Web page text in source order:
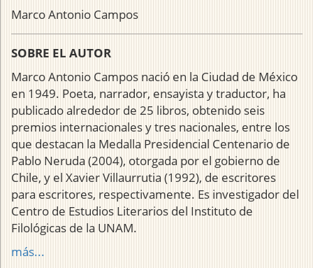
Marco Antonio Campos
SOBRE EL AUTOR
Marco Antonio Campos nació en la Ciudad de México
en 1949. Poeta, narrador, ensayista y traductor, ha
publicado alrededor de 25 libros, obtenido seis
premios internacionales y tres nacionales, entre los
que destacan la Medalla Presidencial Centenario de
Pablo Neruda (2004), otorgada por el gobierno de
Chile, y el Xavier Villaurrutia (1992), de escritores
para escritores, respectivamente. Es investigador del
Centro de Estudios Literarios del Instituto de
Filológicas de la UNAM.
más...